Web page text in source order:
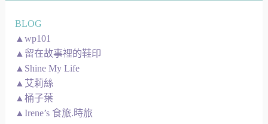
BLOG
▲wp101
▲留在故事裡的鞋印
▲Shine My Life
▲艾莉絲
▲桶子葉
▲Irene’s 食旅.時旅